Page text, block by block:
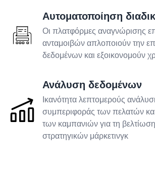
Προνόμιο
Παράδοση φαγητού
Τοποθέτηση ελαστικών
Πλυντήριο αυτοκινήτων
Αυτοματοποίηση
Οι πλατφόρμες αναγνώρισης
ανταμοιβών απλοποιούν την
δεδομένων και εξοικονομούν
Ανάλυση δεδομένων
Ικανότητα λεπτομερούς
συμπεριφοράς των πελατών
των καμπανιών για τη
στρατηγικών μάρκετινγκ